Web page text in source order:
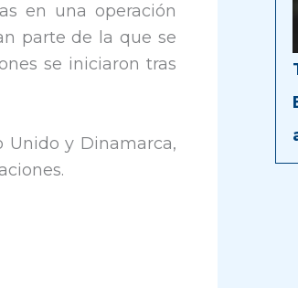
en una operación
parte de la que se
se iniciaron tras
Unido y Dinamarca,